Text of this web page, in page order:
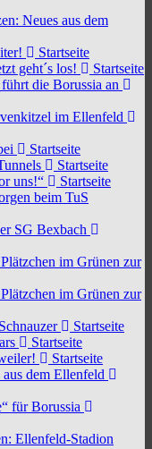
Neues aus dem
Startseite
geht´s los!
Startseite
die Borussia an
im Ellenfeld
Startseite
Startseite
uns!“
Startseite
beim TuS
SG Bexbach
im Grünen zur
im Grünen zur
Startseite
Startseite
Startseite
dem Ellenfeld
für Borussia
Ellenfeld-Stadion